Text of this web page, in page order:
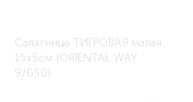
Салатница ТИГРОВАЯ малая
15х5см (ORIENTAL WAY
9/650)